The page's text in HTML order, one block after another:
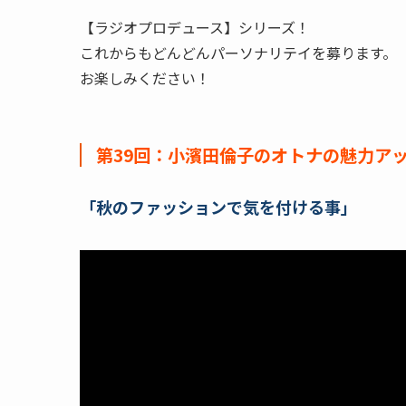
【ラジオプロデュース】シリーズ！
これからもどんどんパーソナリテイを募ります。
お楽しみください！
第39回：小濱田倫子のオトナの魅力ア
「秋のファッションで気を付ける事」